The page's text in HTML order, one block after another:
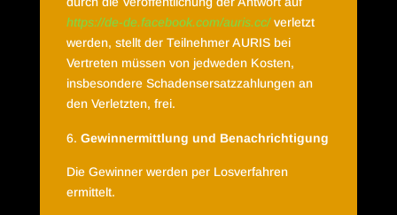
https://de-de.facebook.com/auris.cc/verletzt
werden, stellt der Teilnehmer AURIS bei
Vertreten müssen von jedweden Kosten,
insbesondere Schadensersatzzahlungen an
den Verletzten, frei.
Gewinnermittlung und Benachrichtigung
Die Gewinner werden per Losverfahren
ermittelt.